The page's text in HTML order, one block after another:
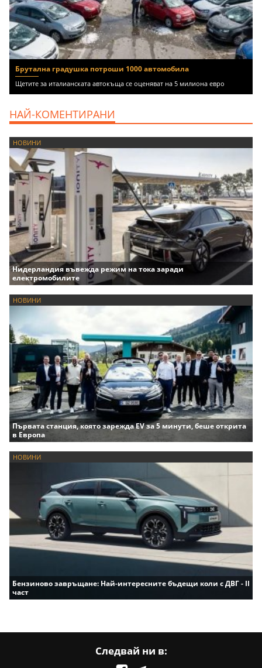
Брутална градушка потроши 1000 автомобила
Щетите за италианската автокъща се оценяват на 5 милиона евро
НАЙ-КОМЕНТИРАНИ
НОВИНИ
Нидерландия въвежда режим на тока заради
електромобилите
НОВИНИ
Първата станция, която зарежда EV за 5 минути, беше открита
в Европа
НОВИНИ
Бензиново завръщане: Най-интересните бъдещи коли с ДВГ - II
част
Следвай ни в: